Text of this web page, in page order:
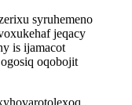
syruhemeno
jeqacy
is ijamacot
oqobojit